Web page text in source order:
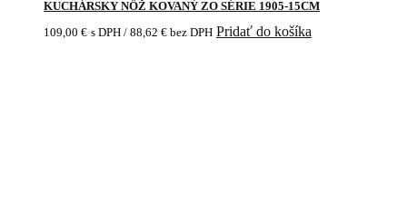
KUCHÁRSKY NÔŽ KOVANÝ ZO SÉRIE 1905-15CM
109,00 € s DPH / 88,62 € bez DPH Pridať do košíka